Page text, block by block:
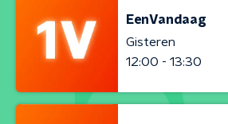
EenVandaag
Gisteren
12:00 - 13:30